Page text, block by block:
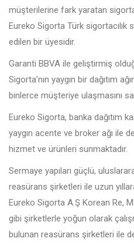
müşterilerine fark yaratan
Eureko Sigorta Türk sigortacılık
edilen bir üyesidir.
Garanti BBVA ile geliştirmiş
Sigorta’nın yaygın bir dağıtım
binlerce müşteriye ulaşmasını
Eureko Sigorta, banka dağıtım
yaygın acente ve broker ağı ile
hizmet ve ürünleri sunmaktadır.
Sermaye yapıları güçlü,
reasürans şirketleri ile uzun
Eureko Sigorta A.Ş Korean Re,
gibi şirketlerle yoğun olarak
bulunan reasürans şirketleri ile